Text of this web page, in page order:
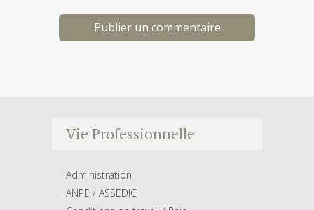
Vie Professionnelle
Administration
ANPE / ASSEDIC